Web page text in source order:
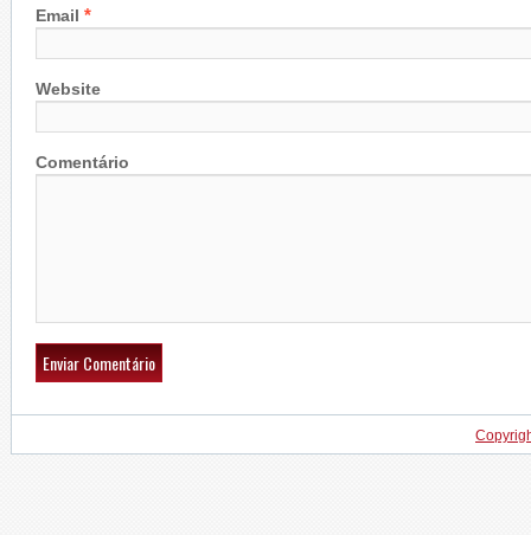
Email *
Website
Comentário